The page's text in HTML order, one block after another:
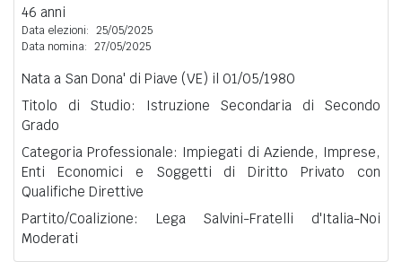
46 anni
Data elezioni: 25/05/2025
Data nomina: 27/05/2025
Nata a San Dona' di Piave (VE) il 01/05/1980
Titolo di Studio: Istruzione Secondaria di Secondo
Grado
Categoria Professionale: Impiegati di Aziende, Imprese,
Enti Economici e Soggetti di Diritto Privato con
Qualifiche Direttive
Partito/Coalizione: Lega Salvini-Fratelli d'Italia-Noi
Moderati